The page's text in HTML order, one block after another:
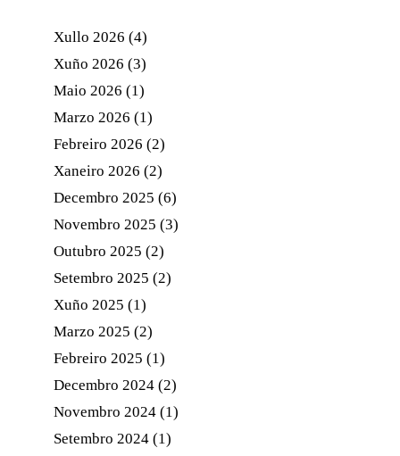
Xullo 2026 (4)
Xuño 2026 (3)
Maio 2026 (1)
Marzo 2026 (1)
Febreiro 2026 (2)
Xaneiro 2026 (2)
Decembro 2025 (6)
Novembro 2025 (3)
Outubro 2025 (2)
Setembro 2025 (2)
Xuño 2025 (1)
Marzo 2025 (2)
Febreiro 2025 (1)
Decembro 2024 (2)
Novembro 2024 (1)
Setembro 2024 (1)